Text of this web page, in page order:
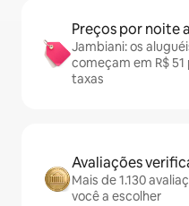
Preços por noite
Jambiani: os
começam em R$
taxas
Avaliações
Mais de 1.130
você a escolher